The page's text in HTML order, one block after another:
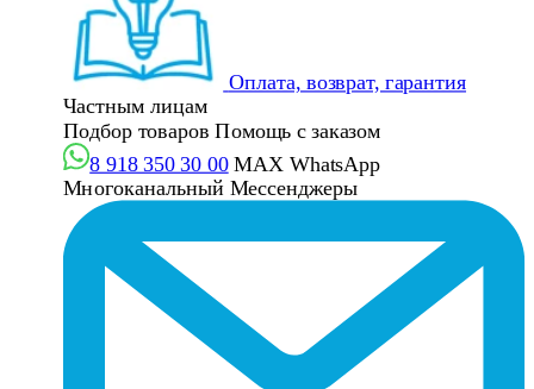
Оплата, возврат, гарантия
Частным лицам
Подбор товаров Помощь с заказом
8 918 350 30 00 MAX WhatsApp
Многоканальный Мессенджеры